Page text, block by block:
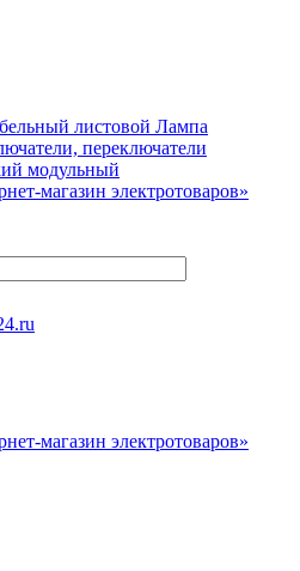
листовой Лампа
переключатели
модульный